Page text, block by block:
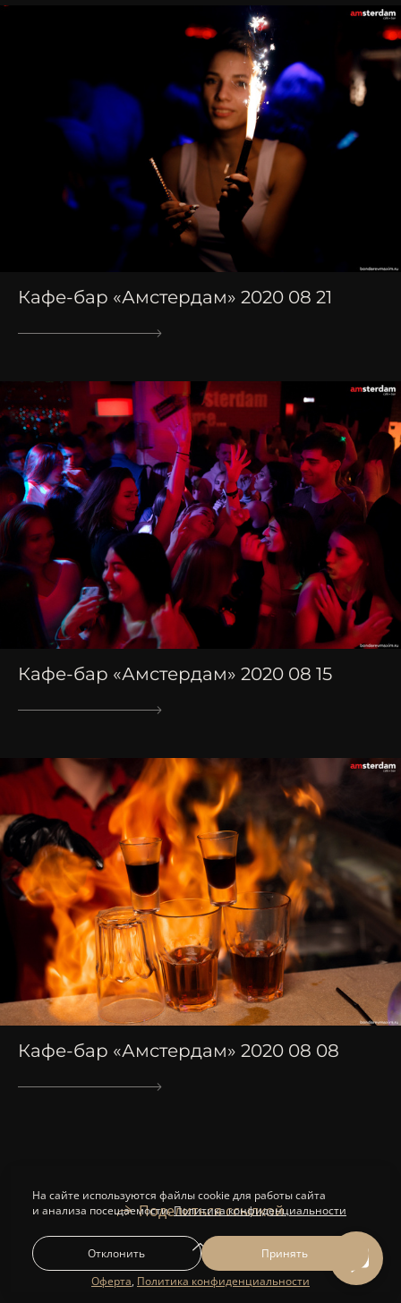
Кафе-бар «Амстердам» 2020 08 21
Кафе-бар «Амстердам» 2020 08 15
Кафе-бар «Амстердам» 2020 08 08
Поделиться ссылкой
Оферта, Политика конфиденциальности
На сайте используются файлы cookie для работы сайта
и анализа посещаемости.Политика конфиденциальности
Отклонить Принять